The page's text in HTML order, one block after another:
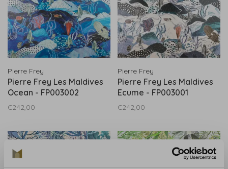
Pierre Frey
Pierre Frey Les Maldives
Ocean - FP003002
€242,00
Pierre Frey
Pierre Frey Les Maldives
Ecume - FP003001
€242,00